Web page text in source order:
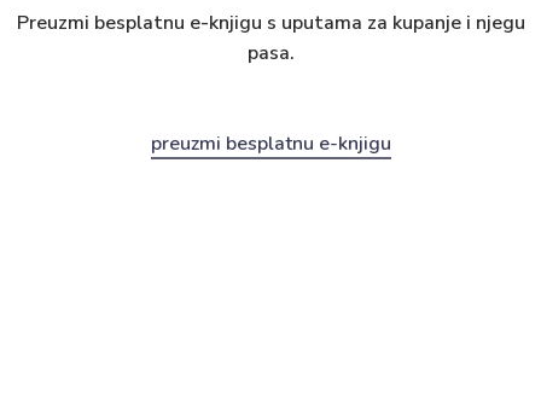
Preuzmi besplatnu e-knjigu s uputama za kupanje i njegu
pasa.
preuzmi besplatnu e-knjigu